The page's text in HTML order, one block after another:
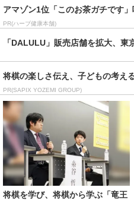
アマゾン1位「このお茶ガチです
PR(ハーブ健康本舗)
「DALULU」販売店舗を拡大、東
将棋の楽しさ伝え、子どもの考え
ト
PR(SAPIX YOZEMI GROUP)
将棋を学び、将棋から学ぶ「竜王